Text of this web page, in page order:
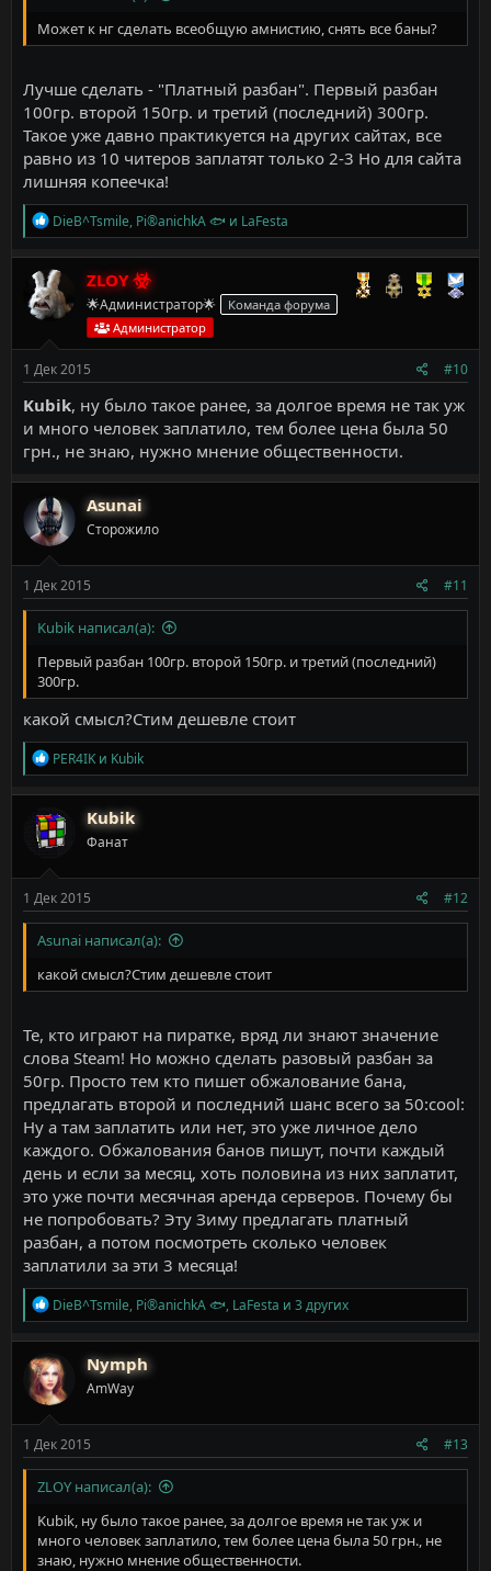
Может к нг сделать всеобщую амнистию, снять все баны?
Лучше сделать - "Платный разбан". Первый разбан
100гр. второй 150гр. и третий (последний) 300гр.
Такое уже давно практикуется на других сайтах, все
равно из 10 читеров заплатят только 2-3 Но для сайта
лишняя копеечка!
Р
е
а
к
ц
и
и
DieB^Tsmile, Pi®anichkA 🐟 и LaFesta
ZLOY
🌟Администратор🌟
Команда форума
Администратор
1 Дек 2015 #10
Kubik, ну было такое ранее, за долгое время не так уж
и много человек заплатило, тем более цена была 50
грн., не знаю, нужно мнение общественности.
Asunai
Сторожило
1 Дек 2015 #11
Kubik написал(а):
Первый разбан 100гр. второй 150гр. и третий (последний)
300гр.
какой смысл?Стим дешевле стоит
Р
е
а
ц
и
PER4IK и Kubik
Kubik
Фанат
1 Дек 2015 #12
Asunai написал(а):
какой смысл?Стим дешевле стоит
Те, кто играют на пиратке, вряд ли знают значение
слова Steam! Но можно сделать разовый разбан за
50гр. Просто тем кто пишет обжалование бана,
предлагать второй и последний шанс всего за 50:cool:
Ну а там заплатить или нет, это уже личное дело
каждого. Обжалования банов пишут, почти каждый
день и если за месяц, хоть половина из них заплатит,
это уже почти месячная аренда серверов. Почему бы
не попробовать? Эту Зиму предлагать платный
разбан, а потом посмотреть сколько человек
заплатили за эти 3 месяца!
Р
е
а
к
ц
и
и
DieB^Tsmile, Pi®anichkA 🐟, LaFesta и 3 других
Nymph
AmWay
1 Дек 2015 #13
ZLOY написал(а):
Kubik, ну было такое ранее, за долгое время не так уж и
много человек заплатило, тем более цена была 50 грн., не
знаю, нужно мнение общественности.